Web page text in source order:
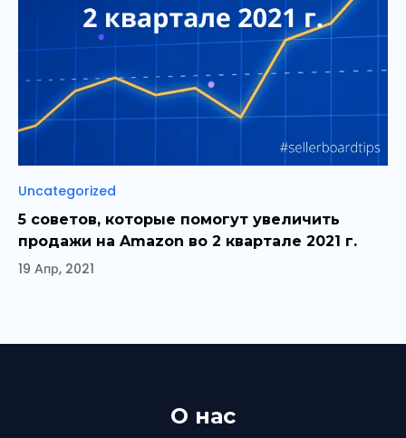
Рубрики
Uncategorized
5 советов, которые помогут увеличить
продажи на Amazon во 2 квартале 2021 г.
19 Апр, 2021
О нас